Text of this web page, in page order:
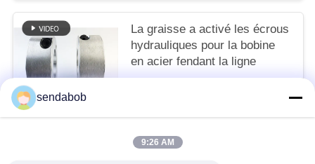
La graisse a activé les écrous
hydrauliques pour la bobine
en acier fendant la ligne
sendabob
9:26 AM